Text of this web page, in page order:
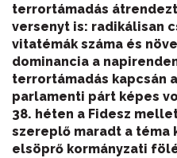
terrortámadás
versenyt is: radikálisan
vitatémák száma és
dominancia a
terrortámadás kapcsán
parlamenti párt képes
38. héten a Fidesz
szereplő maradt a téma
elsöprő kormányzati